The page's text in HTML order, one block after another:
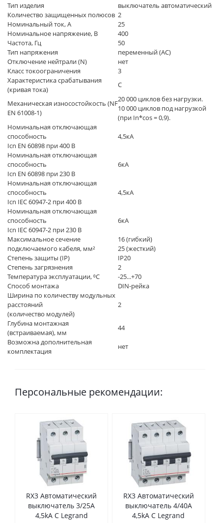
Тип изделия
выключатель автоматический
Количество защищенных полюсов 2
Номинальный ток, А
25
Номинальное напряжение, В
400
Частота, Гц
50
Тип напряжения
переменный (AC)
Отключение нейтрали (N)
нет
Класс токоограничения
3
Характеристика срабатывания
(кривая тока)
C
Механическая износостойкость (NF
EN 61008-1)
20 000 циклов без нагрузки.
10 000 циклов под нагрузкой
(при In*cos = 0,9).
Номинальная отключающая
способность
4,5кА
Icn EN 60898 при 400 В
Номинальная отключающая
способность
6кА
Icn EN 60898 при 230 В
Номинальная отключающая
способность
4,5кА
Icn IEC 60947-2 при 400 В
Номинальная отключающая
способность
6кА
Icn IEC 60947-2 при 230 В
Максимальное сечение
подключаемого кабеля, мм²
16 (гибкий)
25 (жесткий)
Степень защиты (IP)
IP20
Степень загрязнения
2
Температура эксплуатации, ⁰C
-25...+70
Способ монтажа
DIN-рейка
Ширина по количеству модульных
расстояний
2
(количество модулей)
Глубина монтажная
(встраиваемая), мм
44
Возможна дополнительная
комплектация
нет
Персональные рекомендации:
RX3 Автоматический
выключатель 3/25А
4,5kA C Legrand
RX3 Автоматический
выключатель 4/40А
4,5kA C Legrand